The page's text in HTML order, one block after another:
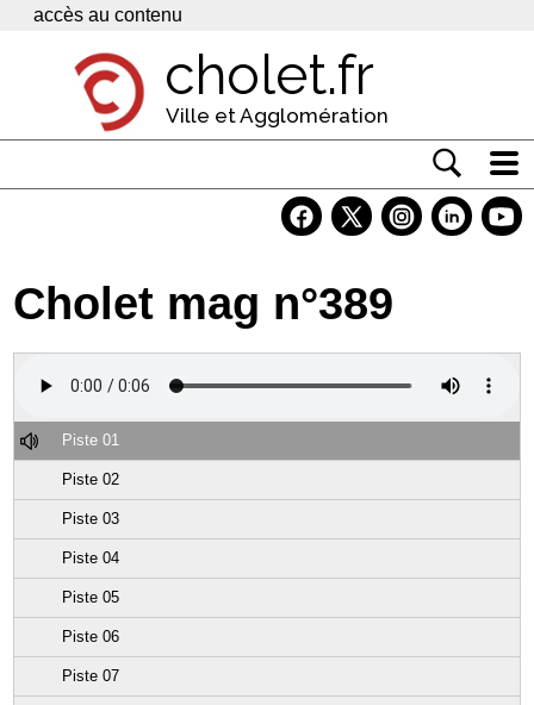
Panneau de gestion des cookies
accès au contenu
cholet.fr
Ville et Agglomération
Economie
Services
Cholet mag n°389
Piste 01
Piste 02
Piste 03
Piste 04
Piste 05
Piste 06
Piste 07